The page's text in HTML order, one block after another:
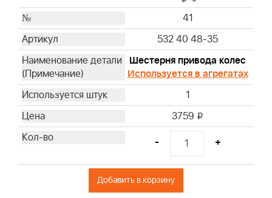
41
532 40 48-35
Шестерня привода колес
Используется в агрегатах
1
3759 i
- +
Добавить в корзину